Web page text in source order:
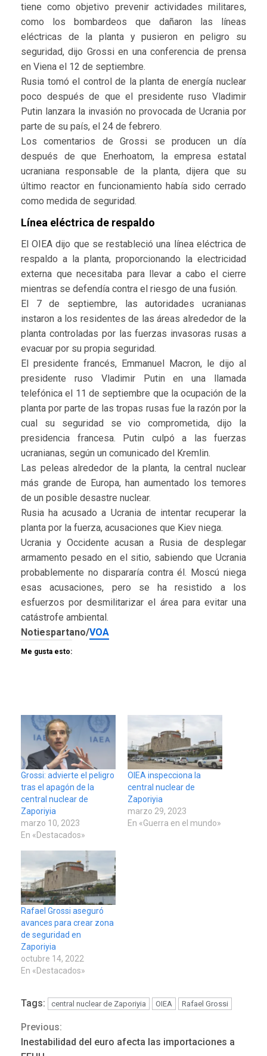
tiene como objetivo prevenir actividades militares,
como los bombardeos que dañaron las líneas
eléctricas de la planta y pusieron en peligro su
seguridad, dijo Grossi en una conferencia de prensa
en Viena el 12 de septiembre.
Rusia tomó el control de la planta de energía nuclear
poco después de que el presidente ruso Vladimir
Putin lanzara la invasión no provocada de Ucrania por
parte de su país, el 24 de febrero.
Los comentarios de Grossi se producen un día
después de que Enerhoatom, la empresa estatal
ucraniana responsable de la planta, dijera que su
último reactor en funcionamiento había sido cerrado
como medida de seguridad.
Línea eléctrica de respaldo
El OIEA dijo que se restableció una línea eléctrica de
respaldo a la planta, proporcionando la electricidad
externa que necesitaba para llevar a cabo el cierre
mientras se defendía contra el riesgo de una fusión.
El 7 de septiembre, las autoridades ucranianas
instaron a los residentes de las áreas alrededor de la
planta controladas por las fuerzas invasoras rusas a
evacuar por su propia seguridad.
El presidente francés, Emmanuel Macron, le dijo al
presidente ruso Vladimir Putin en una llamada
telefónica el 11 de septiembre que la ocupación de la
planta por parte de las tropas rusas fue la razón por la
cual su seguridad se vio comprometida, dijo la
presidencia francesa. Putin culpó a las fuerzas
ucranianas, según un comunicado del Kremlin.
Las peleas alrededor de la planta, la central nuclear
más grande de Europa, han aumentado los temores
de un posible desastre nuclear.
Rusia ha acusado a Ucrania de intentar recuperar la
planta por la fuerza, acusaciones que Kiev niega.
Ucrania y Occidente acusan a Rusia de desplegar
armamento pesado en el sitio, sabiendo que Ucrania
probablemente no dispararía contra él. Moscú niega
esas acusaciones, pero se ha resistido a los
esfuerzos por desmilitarizar el área para evitar una
catástrofe ambiental.
Notiespartano/VOA
Me gusta esto:
Grossi: advierte el peligro
tras el apagón de la
central nuclear de
Zaporiyia
marzo 10, 2023
En «Destacados»
OIEA inspecciona la
central nuclear de
Zaporiyia
marzo 29, 2023
En «Guerra en el mundo»
Rafael Grossi aseguró
avances para crear zona
de seguridad en
Zaporiyia
octubre 14, 2022
En «Destacados»
Tags: central nuclear de Zaporiyia OIEA Rafael Grossi
Continue
Previous:
Inestabilidad del euro afecta las importaciones a
Funsone benefició a 46